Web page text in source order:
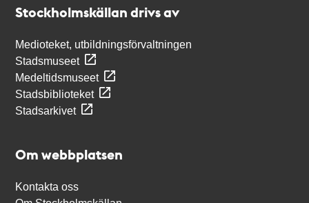
Stockholmskällan drivs av
Medioteket, utbildningsförvaltningen
Stadsmuseet
Medeltidsmuseet
Stadsbiblioteket
Stadsarkivet
Om webbplatsen
Kontakta oss